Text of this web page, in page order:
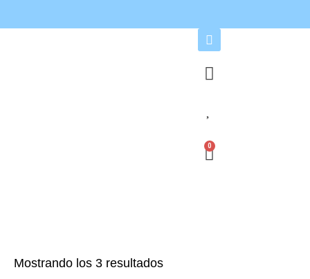
0
Mostrando los 3 resultados